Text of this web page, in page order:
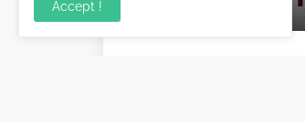
Accept !